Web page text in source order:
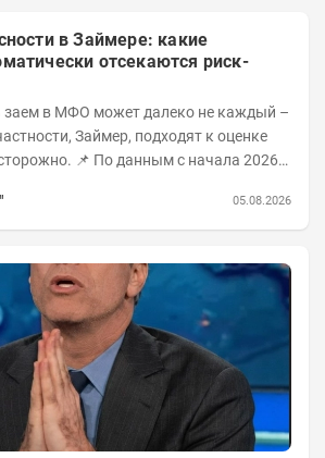
в Займере: какие
отсекаются риск-
заем в МФО может далеко не каждый –
Займер, подходят к оценке
с начала 2026
05.08.2026